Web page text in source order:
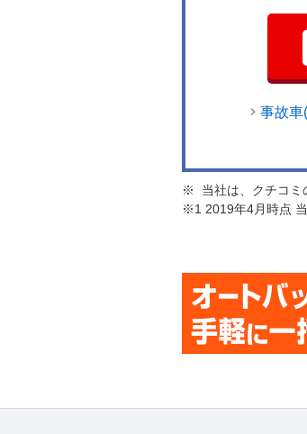
事故車
※ 当社は、クチコミ
※1 2019年4月時点